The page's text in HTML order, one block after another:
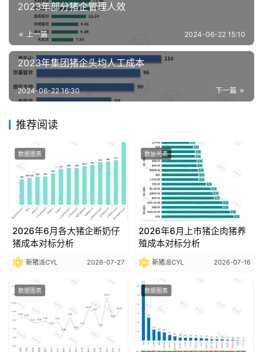
分
析
报
告
数
图
表
今
猪
价
2023年部分猪企管理人效
上一篇 2024-06-22 15:10
2023年集团猪企头均人工成本
下一篇
2024-06-22 16:30
推荐阅读
数据图表
2026年6月各大猪企断奶仔
猪成本对标分析
新猪派CYL 2026-07-27
数据图表
2026年6月上市猪企肉猪养
殖成本对标分析
新猪派CYL 2026-07-16
数据图表 数据图表